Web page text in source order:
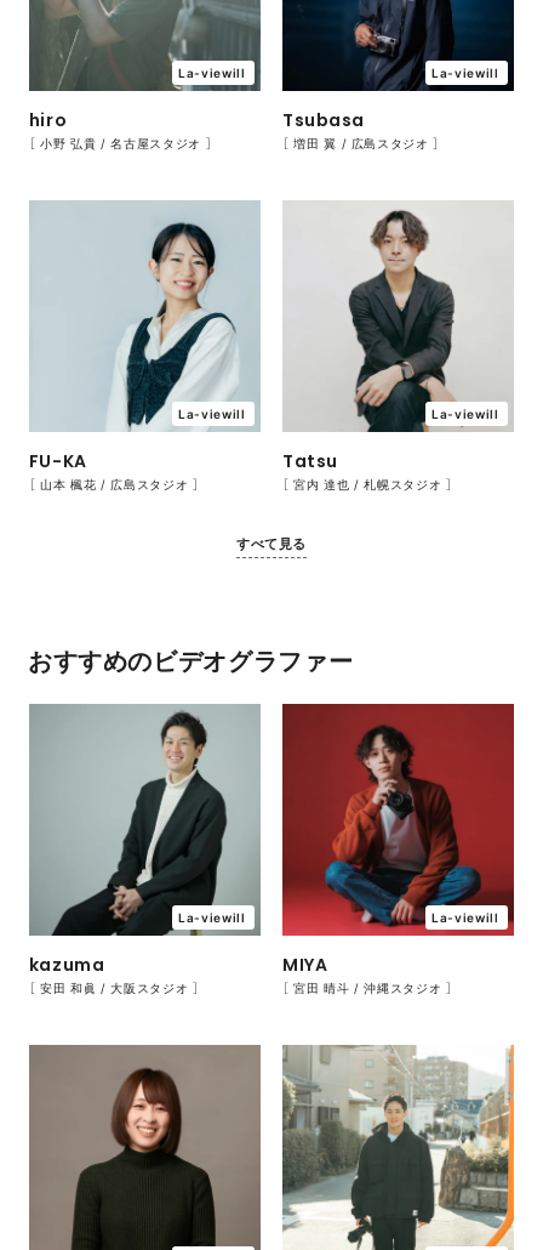
hiro
［ 小野 弘貴 / 名古屋スタジオ ］
La-viewill
Tsubasa
［ 増田 翼 / 広島スタジオ ］
La-viewill
FU-KA
［ 山本 楓花 / 広島スタジオ ］
La-viewill
Tatsu
［ 宮内 達也 / 札幌スタジオ ］
La-viewill
すべて見る
おすすめのビデオグラファー
kazuma
［ 安田 和眞 / 大阪スタジオ ］
La-viewill
MIYA
［ 宮田 晴斗 / 沖縄スタジオ ］
La-viewill